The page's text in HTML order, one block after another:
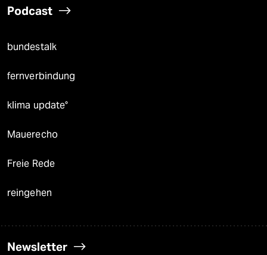
Podcast
bundestalk
fernverbindung
klima update°
Mauerecho
Freie Rede
reingehen
Newsletter